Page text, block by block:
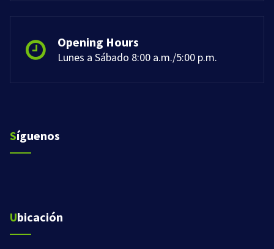
Opening Hours
Lunes a Sábado 8:00 a.m./5:00 p.m.
Síguenos
Ubicación